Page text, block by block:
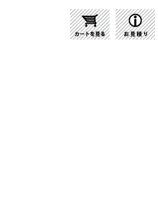
通販・インテリア照明の通信販売【ライトスタイ